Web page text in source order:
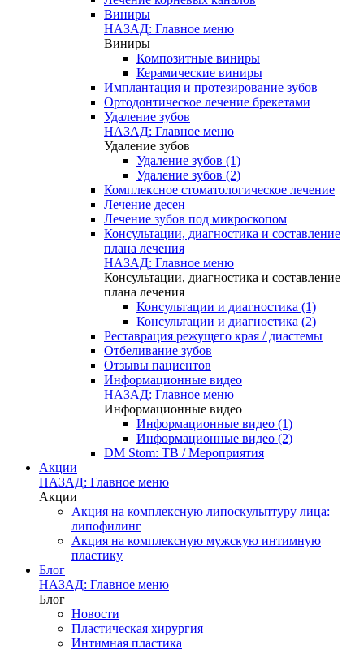
Виниры
НАЗАД: Главное меню
Виниры
Композитные виниры
Керамические виниры
Имплантация и протезирование зубов
Ортодонтическое лечение брекетами
Удаление зубов
НАЗАД: Главное меню
Удаление зубов
Удаление зубов (1)
Удаление зубов (2)
Комплексное стоматологическое лечение
Лечение десен
Лечение зубов под микроскопом
Консультации, диагностика и составление
плана лечения
НАЗАД: Главное меню
Консультации, диагностика и составление
плана лечения
Консультации и диагностика (1)
Консультации и диагностика (2)
Реставрация режущего края / диастемы
Отбеливание зубов
Отзывы пациентов
Информационные видео
НАЗАД: Главное меню
Информационные видео
Информационные видео (1)
Информационные видео (2)
DM Stom: ТВ / Мероприятия
Акции
НАЗАД: Главное меню
Акции
Акция на комплексную липоскульптуру лица:
липофилинг
Акция на комплексную мужскую интимную
пластику
Блог
НАЗАД: Главное меню
Блог
Новости
Пластическая хирургия
Интимная пластика